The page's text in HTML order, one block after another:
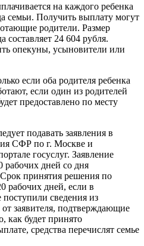
на каждого ребенка
семьи. Получить выплату могут
родители. Размер
составляет 24 604 рубля.
опекуны, усыновители или
если оба родителя ребенка
если один из родителей
предоставлено по месту
подавать заявления в
СФР по г. Москве и
госуслуг. Заявление
рабочих дней со дня
принятия решения по
рабочих дней, если в
сведения из
заявителя, подтверждающие
как будет принято
средства перечислят семье